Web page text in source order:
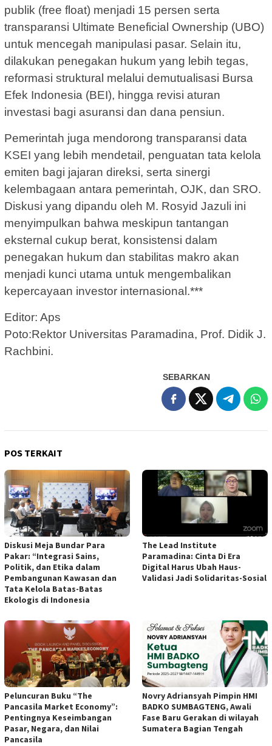
publik (free float) menjadi 15 persen serta
transparansi Ultimate Beneficial Ownership (UBO)
untuk mencegah manipulasi pasar. Selain itu,
dilakukan penegakan hukum yang lebih tegas,
reformasi struktural melalui demutualisasi Bursa
Efek Indonesia (BEI), hingga revisi aturan
investasi bagi asuransi dan dana pensiun.
Pemerintah juga mendorong transparansi data
KSEI yang lebih mendetail, penguatan tata kelola
emiten bagi jajaran direksi, serta sinergi
kelembagaan antara pemerintah, OJK, dan SRO.
Diskusi yang dipandu oleh M. Rosyid Jazuli ini
menyimpulkan bahwa meskipun tantangan
eksternal cukup berat, konsistensi dalam
penegakan hukum dan stabilitas makro akan
menjadi kunci utama untuk mengembalikan
kepercayaan investor internasional.***
Editor: Aps
Poto:Rektor Universitas Paramadina, Prof. Didik J.
Rachbini.
SEBARKAN
POS TERKAIT
Diskusi Meja Bundar Para
Pakar: “Integrasi Sains,
Politik, dan Etika dalam
Pembangunan Kawasan dan
Tata Kelola Batas-Batas
Ekologis di Indonesia
The Lead Institute
Paramadina: Cinta Di Era
Digital Harus Ubah Haus-
Validasi Jadi Solidaritas-Sosial
Peluncuran Buku “The
Pancasila Market Economy”:
Pentingnya Keseimbangan
Pasar, Negara, dan Nilai
Pancasila
Novry Adriansyah Pimpin HMI
BADKO SUMBAGTENG, Awali
Fase Baru Gerakan di wilayah
Sumatera Bagian Tengah